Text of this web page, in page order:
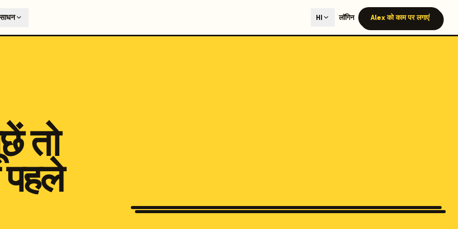
engines like ChatGPT, Claude, and Perplexity. Automated content generation with GEO optimization built-in.
hours.
HI लॉगिन Alex को काम पर लगाएं
तो
Education